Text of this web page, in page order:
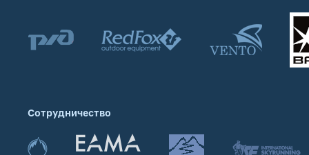
Сотрудничество